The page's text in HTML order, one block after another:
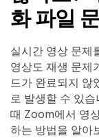
화 파일
실시간 영상 문제
영상도 재생 문제
드가 완료되지 않
로 발생할 수 있
때 Zoom에서 영
하는 방법을 알아